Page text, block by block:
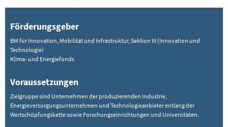
Förderungsgeber
BM für Innovation, Mobilität und Infrastruktur, Sektion III (Innovation und
Technologie)
Klima- und Energiefonds
Voraussetzungen
Zielgruppe sind Unternehmen der produzierenden Industrie,
Energieversorgungsunternehmen und Technologieanbieter entlang der
Wertschöpfungskette sowie Forschungseinrichtungen und Universitäten.